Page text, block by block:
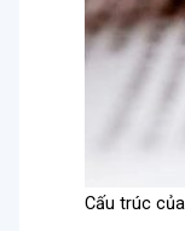
Cấu trúc